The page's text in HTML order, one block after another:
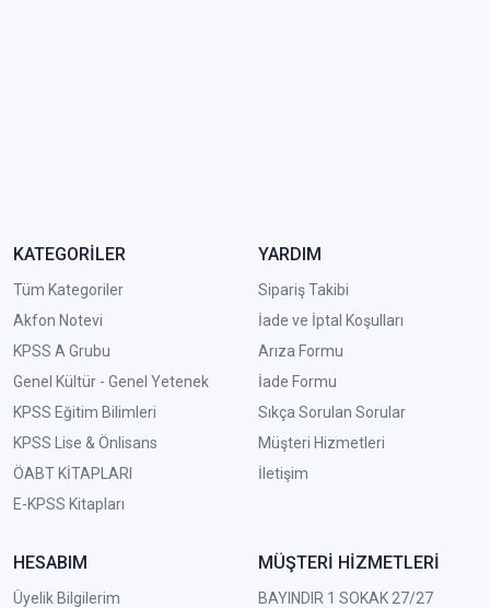
KATEGORİLER
Tüm Kategoriler
Akfon Notevi
KPSS A Grubu
Genel Kültür - Genel Yetenek
KPSS Eğitim Bilimleri
KPSS Lise & Önlisans
ÖABT KİTAPLARI
E-KPSS Kitapları
YARDIM
Sipariş Takibi
İade ve İptal Koşulları
Arıza Formu
İade Formu
Sıkça Sorulan Sorular
Müşteri Hizmetleri
İletişim
HESABIM
Üyelik Bilgilerim
MÜŞTERİ HİZMETLERİ
BAYINDIR 1 SOKAK 27/27